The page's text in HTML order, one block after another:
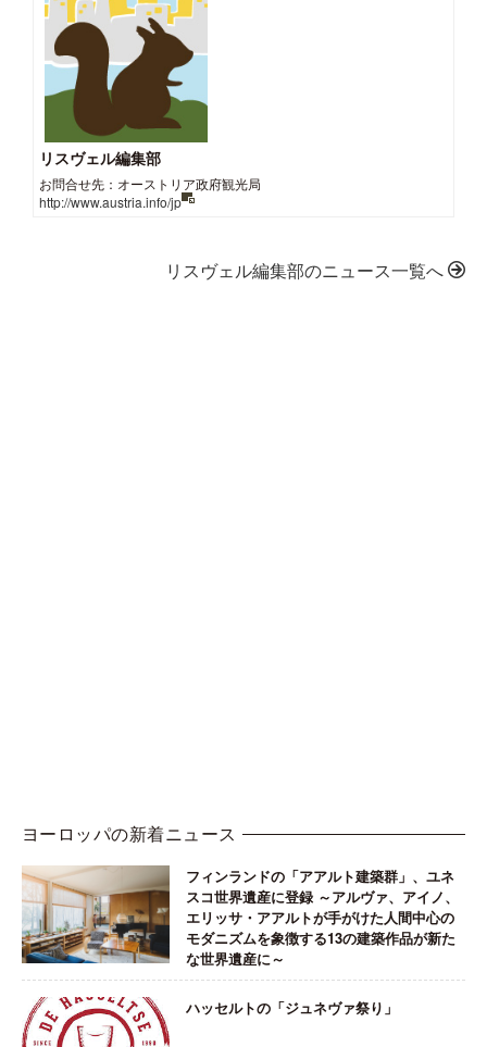
リスヴェル編集部
お問合せ先：オーストリア政府観光局
http://www.austria.info/jp
リスヴェル編集部のニュース一覧へ
ヨーロッパの新着ニュース
フィンランドの「アアルト建築群」、ユネ
スコ世界遺産に登録 ～アルヴァ、アイノ、
エリッサ・アアルトが手がけた人間中心の
モダニズムを象徴する13の建築作品が新た
な世界遺産に～
ハッセルトの「ジュネヴァ祭り」